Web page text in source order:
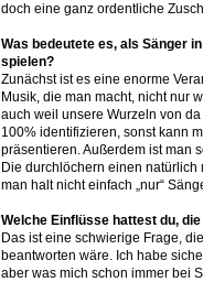
doch eine ganz ordentliche
Was bedeutete es, als Sänger
spielen?
Zunächst ist es eine enorme
Musik, die man macht, nicht nur
auch weil unsere Wurzeln von
100% identifizieren, sonst kann
präsentieren. Außerdem ist man
Die durchlöchern einen natürlich
man halt nicht einfach „nur“
Welche Einflüsse hattest du,
Das ist eine schwierige Frage,
beantworten wäre. Ich habe
aber was mich schon immer bei